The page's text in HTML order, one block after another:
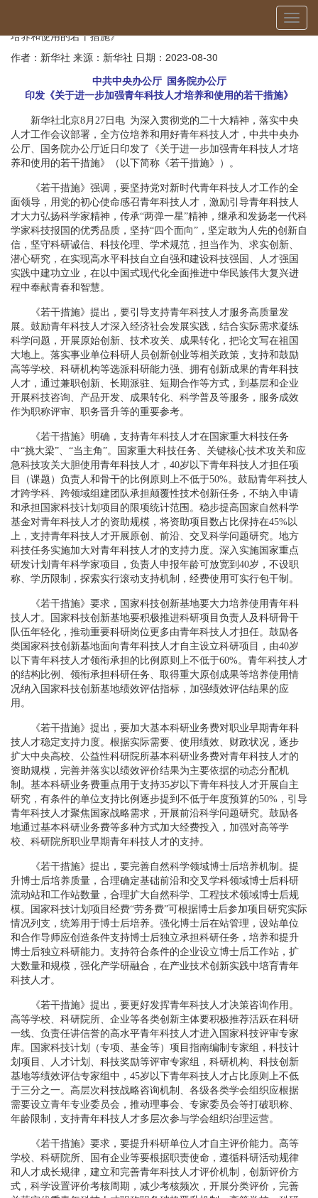
切
换
中共中央办公厅 国务院办公厅印发《关于进一步加强青年科技人才
培养和使用的若干措施》
作者：新华社 来源：新华社 日期：2023-08-30
中共中央办公厅 国务院办公厅
印发《关于进一步加强青年科技人才培养和使用的若干措施》
新华社北京8月27日电 为深入贯彻党的二十大精神，落实中央
人才工作会议部署，全方位培养和用好青年科技人才，中共中央办
公厅、国务院办公厅近日印发了《关于进一步加强青年科技人才培
养和使用的若干措施》（以下简称《若干措施》）。
《若干措施》强调，要坚持党对新时代青年科技人才工作的全
面领导，用党的初心使命感召青年科技人才，激励引导青年科技人
才大力弘扬科学家精神，传承“两弹一星”精神，继承和发扬老一代科
学家科技报国的优秀品质，坚持“四个面向”，坚定敢为人先的创新自
信，坚守科研诚信、科技伦理、学术规范，担当作为、求实创新、
潜心研究，在实现高水平科技自立自强和建设科技强国、人才强国
实践中建功立业，在以中国式现代化全面推进中华民族伟大复兴进
程中奉献青春和智慧。
《若干措施》提出，要引导支持青年科技人才服务高质量发
展。鼓励青年科技人才深入经济社会发展实践，结合实际需求凝练
科学问题，开展原始创新、技术攻关、成果转化，把论文写在祖国
大地上。落实事业单位科研人员创新创业等相关政策，支持和鼓励
高等学校、科研机构等选派科研能力强、拥有创新成果的青年科技
人才，通过兼职创新、长期派驻、短期合作等方式，到基层和企业
开展科技咨询、产品开发、成果转化、科学普及等服务，服务成效
作为职称评审、职务晋升等的重要参考。
《若干措施》明确，支持青年科技人才在国家重大科技任务
中“挑大梁”、“当主角”。国家重大科技任务、关键核心技术攻关和应
急科技攻关大胆使用青年科技人才，40岁以下青年科技人才担任项
目（课题）负责人和骨干的比例原则上不低于50%。鼓励青年科技人
才跨学科、跨领域组建团队承担颠覆性技术创新任务，不纳入申请
和承担国家科技计划项目的限项统计范围。稳步提高国家自然科学
基金对青年科技人才的资助规模，将资助项目数占比保持在45%以
上，支持青年科技人才开展原创、前沿、交叉科学问题研究。地方
科技任务实施加大对青年科技人才的支持力度。深入实施国家重点
研发计划青年科学家项目，负责人申报年龄可放宽到40岁，不设职
称、学历限制，探索实行滚动支持机制，经费使用可实行包干制。
《若干措施》要求，国家科技创新基地要大力培养使用青年科
技人才。国家科技创新基地要积极推进科研项目负责人及科研骨干
队伍年轻化，推动重要科研岗位更多由青年科技人才担任。鼓励各
类国家科技创新基地面向青年科技人才自主设立科研项目，由40岁
以下青年科技人才领衔承担的比例原则上不低于60%。青年科技人才
的结构比例、领衔承担科研任务、取得重大原创成果等培养使用情
况纳入国家科技创新基地绩效评估指标，加强绩效评估结果的应
用。
《若干措施》提出，要加大基本科研业务费对职业早期青年科
技人才稳定支持力度。根据实际需要、使用绩效、财政状况，逐步
扩大中央高校、公益性科研院所基本科研业务费对青年科技人才的
资助规模，完善并落实以绩效评价结果为主要依据的动态分配机
制。基本科研业务费重点用于支持35岁以下青年科技人才开展自主
研究，有条件的单位支持比例逐步提到不低于年度预算的50%，引导
青年科技人才聚焦国家战略需求，开展前沿科学问题研究。鼓励各
地通过基本科研业务费等多种方式加大经费投入，加强对高等学
校、科研院所职业早期青年科技人才的支持。
《若干措施》提出，要完善自然科学领域博士后培养机制。提
升博士后培养质量，合理确定基础前沿和交叉学科领域博士后科研
流动站和工作站数量，合理扩大自然科学、工程技术领域博士后规
模。国家科技计划项目经费“劳务费”可根据博士后参加项目研究实际
情况列支，统筹用于博士后培养。强化博士后在站管理，设站单位
和合作导师应创造条件支持博士后独立承担科研任务，培养和提升
博士后独立科研能力。支持符合条件的企业设立博士后工作站，扩
大数量和规模，强化产学研融合，在产业技术创新实践中培育青年
科技人才。
《若干措施》提出，要更好发挥青年科技人才决策咨询作用。
高等学校、科研院所、企业等各类创新主体要积极推荐活跃在科研
一线、负责任讲信誉的高水平青年科技人才进入国家科技评审专家
库。国家科技计划（专项、基金等）项目指南编制专家组，科技计
划项目、人才计划、科技奖励等评审专家组，科研机构、科技创新
基地等绩效评估专家组中，45岁以下青年科技人才占比原则上不低
于三分之一。高层次科技战略咨询机制、各级各类学会组织应根据
需要设立青年专业委员会，推动理事会、专家委员会等打破职称、
年龄限制，支持青年科技人才多层次参与学会组织治理运营。
《若干措施》要求，要提升科研单位人才自主评价能力。高等
学校、科研院所、国有企业等要根据职责使命，遵循科研活动规律
和人才成长规律，建立和完善青年科技人才评价机制，创新评价方
式，科学设置评价考核周期，减少考核频次，开展分类评价，完善